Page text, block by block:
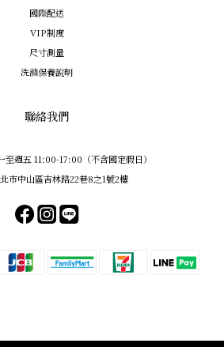
國際配送
VIP制度
尺寸測量
洗滌保養說明
聯絡我們
至週五 11:00-17:00（不含國定假日）
市中山區吉林路22巷8之1號2樓